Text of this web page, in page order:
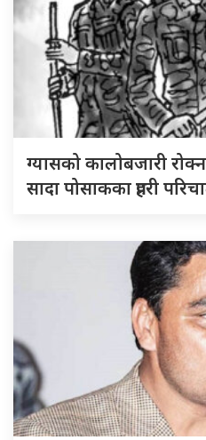
ग्यासको कालोबजारी
सादा पोसाकका प्रहरी